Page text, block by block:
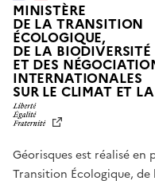
MINISTÈRE
DE LA TRANSITION
ÉCOLOGIQUE,
DE LA BIODIVERSITÉ
ET DES
INTERNATIONALES
SUR LE CLIMAT ET
Géorisques est réalisé
Transition Écologique,